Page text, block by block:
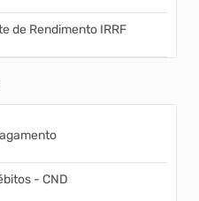
de Rendimento IRRF
- CND